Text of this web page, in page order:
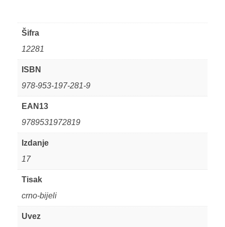
Šifra
12281
ISBN
978-953-197-281-9
EAN13
9789531972819
Izdanje
17
Tisak
crno-bijeli
Uvez